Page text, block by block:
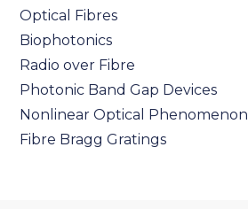
Optical Fibres
Biophotonics
Radio over Fibre
Photonic Band Gap Devices
Nonlinear Optical Phenomenon
Fibre Bragg Gratings